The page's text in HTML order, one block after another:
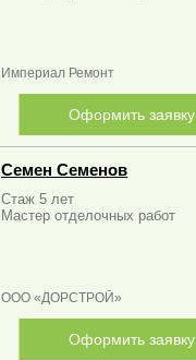
Империал Ремонт
Оформить заявку
Семен Семенов
Стаж 5 лет
Мастер отделочных работ
ООО «ДОРСТРОЙ»
Оформить заявку